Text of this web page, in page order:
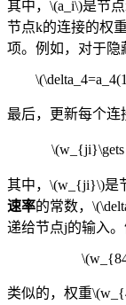
其中，\(a_i\)是节
节点k的连接的权
项。例如，对于隐
最后，更新每个连
其中，\(w_{ji}\)是
速率的常数，
递给节点j的输入
类似的，权重